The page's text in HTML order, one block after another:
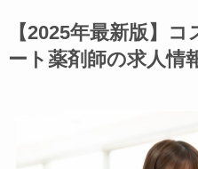
【2025年最新版】
ート薬剤師の求人情